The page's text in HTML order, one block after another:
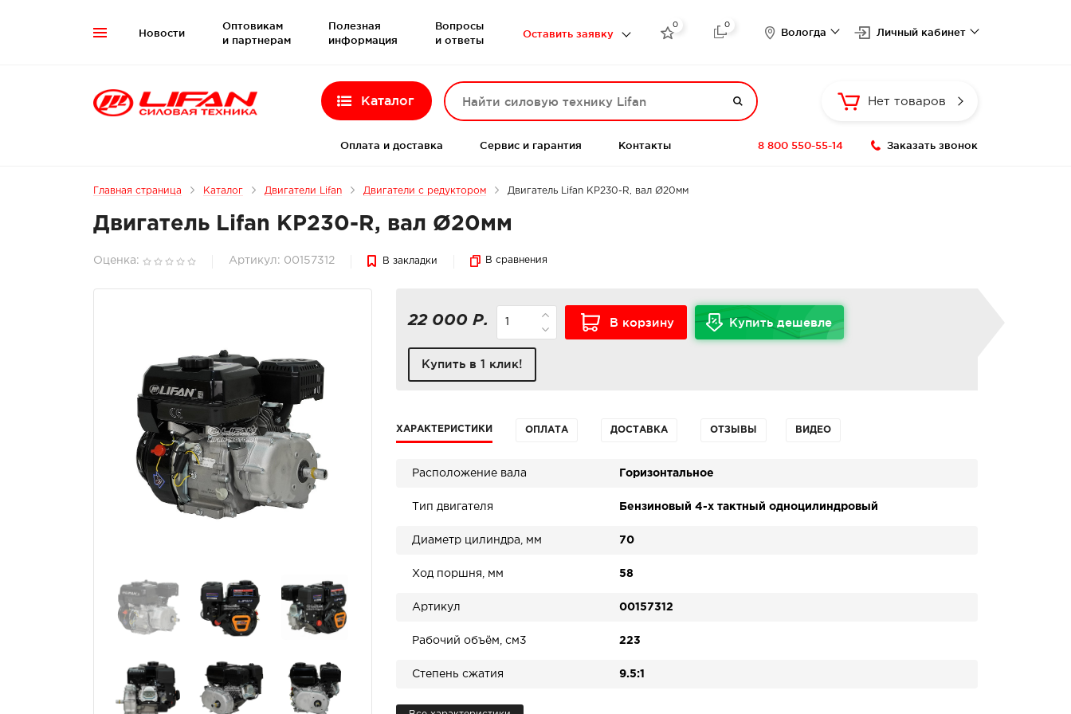
 Новости
Оптовикам
и партнерам
Полезная
информация
Вопросы
и ответы
Оставить заявку 
0

0
Вологда Личный кабинет
Каталог  Нет товаров
Оплата и доставка Сервис и гарантия Контакты 8 800 550-55-14 Заказать звонок
Главная страница Каталог Двигатели Lifan Двигатели с редуктором Двигатель Lifan KP230-R, вал Ø20мм
Двигатель Lifan KP230-R, вал Ø20мм
Оценка: Артикул: 00157312 В закладки В сравнения
22 000 Р. В корзину Купить дешевле
Купить в 1 клик!
ХАРАКТЕРИСТИКИ ОПЛАТА ДОСТАВКА ОТЗЫВЫ ВИДЕО
Расположение вала Горизонтальное
Тип двигателя Бензиновый 4-х тактный одноцилиндровый
Диаметр цилиндра, мм 70
Ход поршня, мм 58
Артикул 00157312
Рабочий объём, см3 223
Степень сжатия 9.5:1